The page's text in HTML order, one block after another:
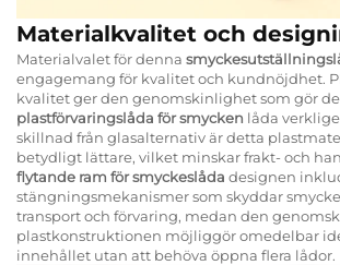
Materialkvalitet och
Materialvalet för denna
engagemang för kvalitet och kundnöjdhet.
kvalitet ger den genomskinlighet som gör
plastförvaringslåda för smycken låda
skillnad från glasalternativ är detta
betydligt lättare, vilket minskar frakt- och
flytande ram för smyckeslåda designen
stängningsmekanismer som skyddar
transport och förvaring, medan den
plastkonstruktionen möjliggör omedelbar
innehållet utan att behöva öppna flera lådor.